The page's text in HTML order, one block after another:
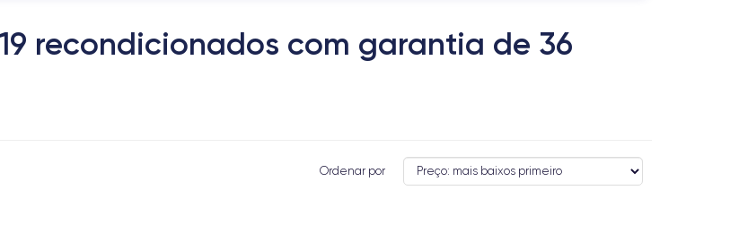
recondicionados com garantia de 36
Ordenar por